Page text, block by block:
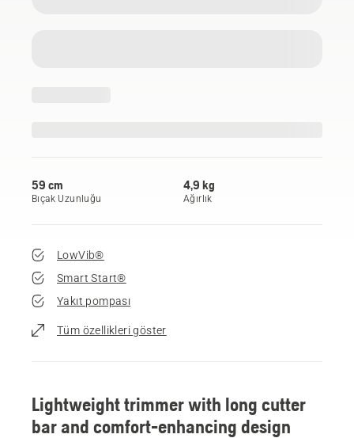
59 cm
Bıçak Uzunluğu
4,9 kg
Ağırlık
LowVib®
Smart Start®
Yakıt pompası
Tüm özellikleri göster
Lightweight trimmer with long cutter
bar and comfort-enhancing design